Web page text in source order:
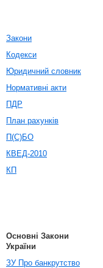
Закони
Кодекси
Юридичний словник
Нормативні акти
ПДР
План рахунків
П(С)БО
КВЕД-2010
КП
Основні Закони
України
ЗУ Про банкрутство